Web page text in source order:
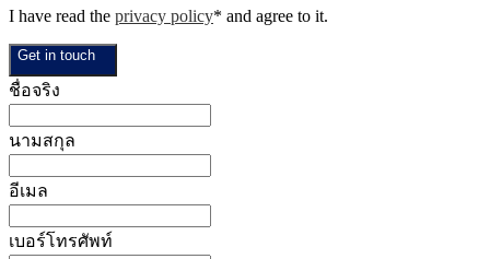
I have read the privacy policy* and agree to it.
Get in touch
ชื่อจริง
นามสกุล
อีเมล
เบอร์โทรศัพท์